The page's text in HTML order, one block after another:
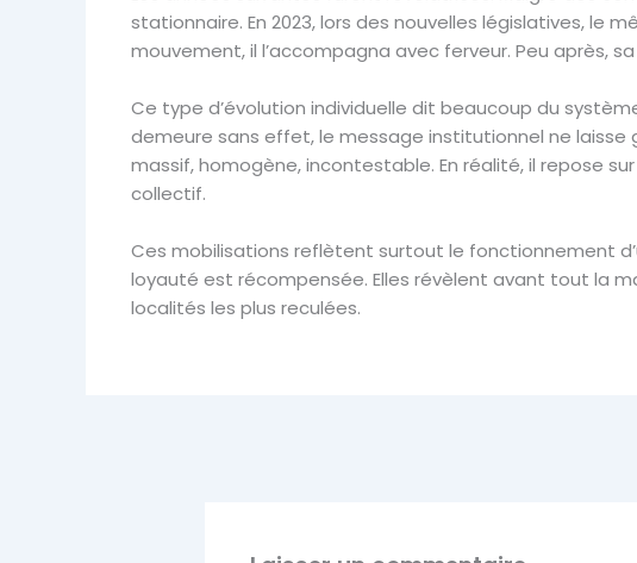
stationnaire. En 2023, lors des nouvelles législatives, le
mouvement, il l’accompagna avec ferveur. Peu après,
Ce type d’évolution individuelle dit beaucoup du
demeure sans effet, le message institutionnel ne laisse
massif, homogène, incontestable. En réalité, il repose
collectif.
Ces mobilisations reflètent surtout le fonctionnement
loyauté est récompensée. Elles révèlent avant tout la
localités les plus reculées.